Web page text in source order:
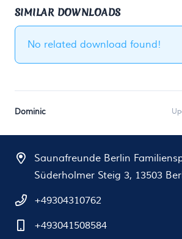
SIMILAR DOWNLOADS
No related download found!
Dominic
Saunafreunde Berlin
Süderholmer Steig 3, 13503
+49304310762
+493041508584